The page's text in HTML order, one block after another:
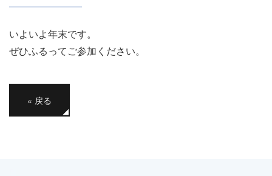
いよいよ年末です。
ぜひふるってご参加ください。
« 戻る